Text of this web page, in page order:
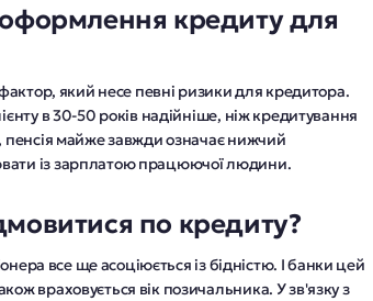
кредиту для
який несе певні ризики для кредитора.
в 30-50 років надійніше, ніж кредитування
пенсія майже завжди означає нижчий
із зарплатою працюючої людини.
по кредиту?
все ще асоціюється із бідністю. І банки цей
враховується вік позичальника. У зв'язку з